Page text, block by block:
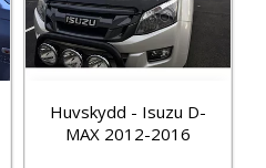
Huvskydd - Isuzu D-
MAX 2012-2016